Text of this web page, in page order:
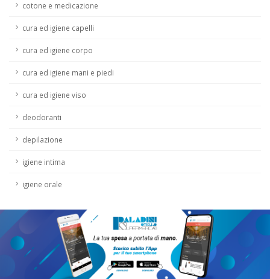
cotone e medicazione
cura ed igiene capelli
cura ed igiene corpo
cura ed igiene mani e piedi
cura ed igiene viso
deodoranti
depilazione
igiene intima
igiene orale